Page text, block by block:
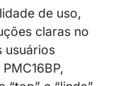
de uso,
claras no
usuários